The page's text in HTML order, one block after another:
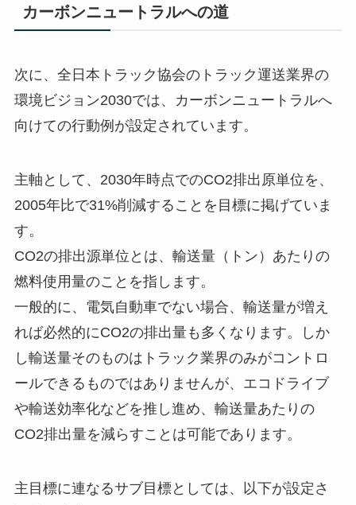
カーボンニュートラルへの道
次に、全日本トラック協会のトラック運送業界の
環境ビジョン2030では、カーボンニュートラルへ
向けての行動例が設定されています。
主軸として、2030年時点でのCO2排出原単位を、
2005年比で31%削減することを目標に掲げていま
す。
CO2の排出源単位とは、輸送量（トン）あたりの
燃料使用量のことを指します。
一般的に、電気自動車でない場合、輸送量が増え
れば必然的にCO2の排出量も多くなります。しか
し輸送量そのものはトラック業界のみがコントロ
ールできるものではありませんが、エコドライブ
や輸送効率化などを推し進め、輸送量あたりの
CO2排出量を減らすことは可能であります。
主目標に連なるサブ目標としては、以下が設定さ